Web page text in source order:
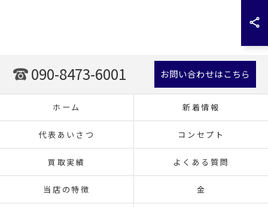
090-8473-6001 お問い合わせはこちら
ホーム 新着情報
代表あいさつ コンセプト
買取実績 よくある質問
当店の特徴 金